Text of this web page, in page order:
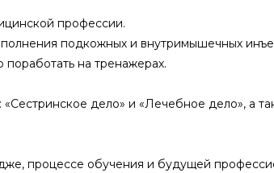
профессии.
подкожных и внутримышечных
на тренажерах.
дело» и «Лечебное дело», а
процессе обучения и будущей